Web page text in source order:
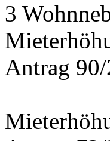
3
Antrag